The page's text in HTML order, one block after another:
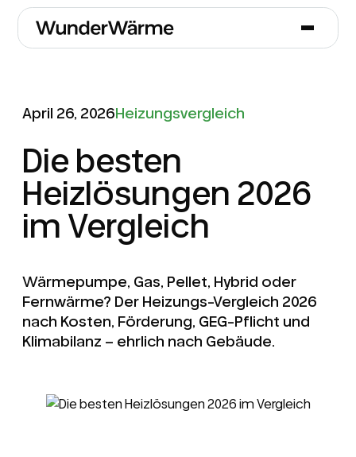
April 26, 2026Heizungsvergleich
Die besten
Heizlösungen 2026
im Vergleich
Wärmepumpe, Gas, Pellet, Hybrid oder
Fernwärme? Der Heizungs-Vergleich 2026
nach Kosten, Förderung, GEG-Pflicht und
Klimabilanz – ehrlich nach Gebäude.